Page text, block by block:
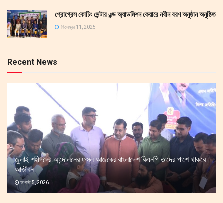
প্রোগ্রেস কোচিং সেন্টার এন্ড অ্যাডমিশন কেয়ারে নবীন বরণ অনুষ্ঠান অনুষ্ঠিত
ডিসেম্বর 11, 2025
Recent News
জুলাই শহীদদের আন্দোলনের ফসল আজকের বাংলাদেশ বিএনপি তাদের পাশে থাকবে
আজীবন
আগস্ট 5, 2026